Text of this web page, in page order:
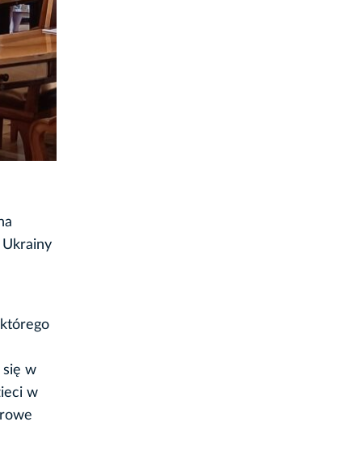
Ukrainy
się w
w